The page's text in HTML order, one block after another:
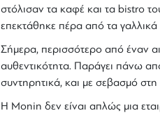
στόλισαν τα καφέ και τα bistro
επεκτάθηκε πέρα από τα
Σήμερα, περισσότερο από έναν
αυθεντικότητα. Παράγει πάνω
συντηρητικά, και με σεβασμό στη
Η Monin δεν είναι απλώς μια